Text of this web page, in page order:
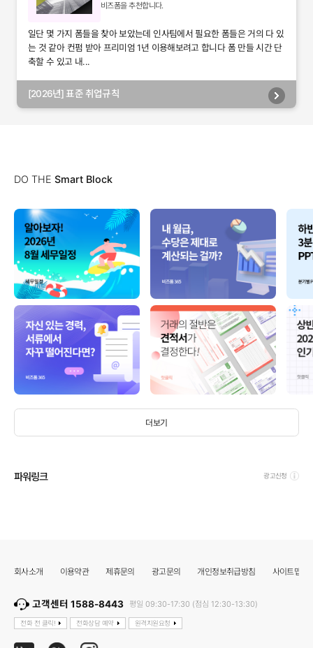
비즈폼을 추천합니다.
일단 몇 가지 폼들을 찾아 보았는데 인사팀에서 필요한 폼들은 거의 다 있
는 것 같아 컨펌 받아 프리미엄 1년 이용해보려고 합니다 폼 만들 시간 단
축할 수 있고 내...
[2026년] 표준 취업규칙
DO THE Smart Block
더보기
파워링크 광고신청
회사소개 이용약관 제휴문의 광고문의 개인정보취급방침 사이트맵
고객센터 1588-8443 평일 09:30-17:30 (점심 12:30-13:30)
전화 전 클릭! 전화상담 예약 원격지원요청